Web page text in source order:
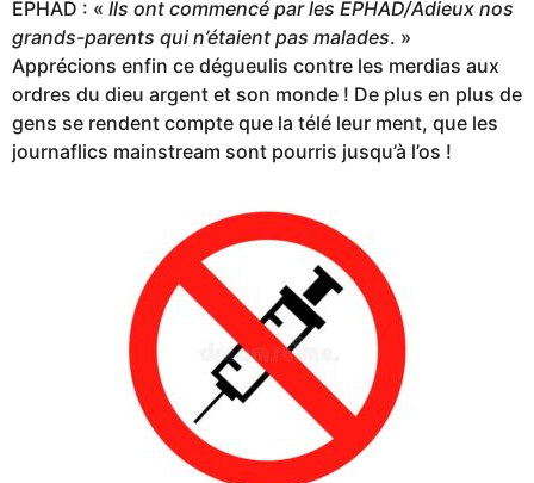
EPHAD : « Ils ont commencé par les EPHAD/Adieux nos
grands-parents qui n’étaient pas malades. »
Apprécions enfin ce dégueulis contre les merdias aux
ordres du dieu argent et son monde ! De plus en plus de
gens se rendent compte que la télé leur ment, que les
journaflics mainstream sont pourris jusqu’à l’os !